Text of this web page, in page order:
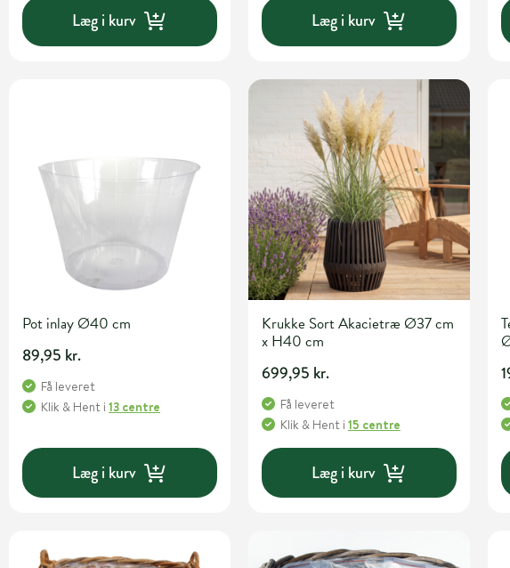
Læg i kurv Læg i kurv
Pot inlay Ø40 cm
89,95 kr.
Få leveret
Klik & Hent i 13 centre
Læg i kurv
Krukke Sort Akacietræ Ø37 cm
x H40 cm
699,95 kr.
Få leveret
Klik & Hent i 15 centre
Læg i kurv